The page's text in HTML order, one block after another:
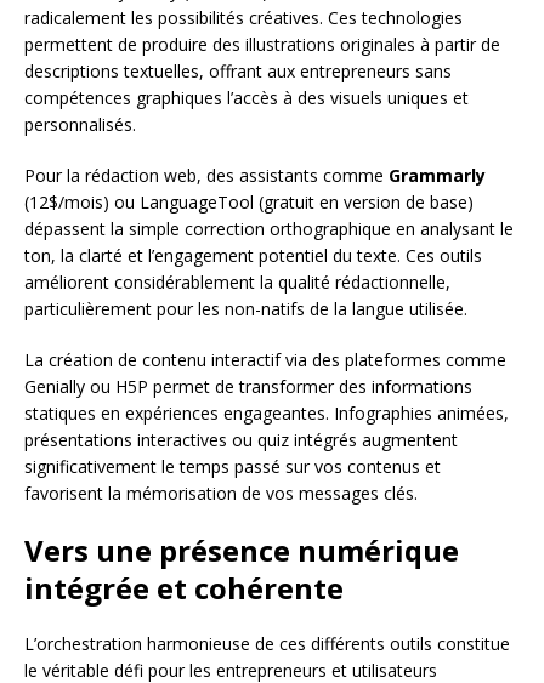
radicalement les possibilités créatives. Ces technologies
permettent de produire des illustrations originales à partir de
descriptions textuelles, offrant aux entrepreneurs sans
compétences graphiques l’accès à des visuels uniques et
personnalisés.
Pour la rédaction web, des assistants comme Grammarly
(12$/mois) ou LanguageTool (gratuit en version de base)
dépassent la simple correction orthographique en analysant le
ton, la clarté et l’engagement potentiel du texte. Ces outils
améliorent considérablement la qualité rédactionnelle,
particulièrement pour les non-natifs de la langue utilisée.
La création de contenu interactif via des plateformes comme
Genially ou H5P permet de transformer des informations
statiques en expériences engageantes. Infographies animées,
présentations interactives ou quiz intégrés augmentent
significativement le temps passé sur vos contenus et
favorisent la mémorisation de vos messages clés.
Vers une présence numérique
intégrée et cohérente
L’orchestration harmonieuse de ces différents outils constitue
le véritable défi pour les entrepreneurs et utilisateurs